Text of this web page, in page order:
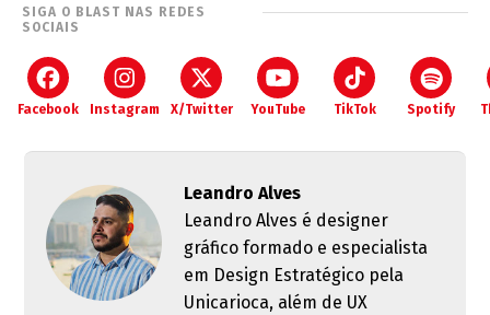
SIGA O BLAST NAS REDES
SOCIAIS
Facebook Instagram X/Twitter YouTube TikTok Spotify
Leandro Alves
Leandro Alves é designer
gráfico formado e especialista
em Design Estratégico pela
Unicarioca, além de UX